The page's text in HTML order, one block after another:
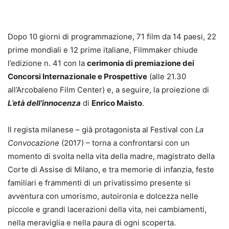
Dopo 10 giorni di programmazione, 71 film da 14 paesi, 22
prime mondiali e 12 prime italiane, Filmmaker chiude
l’edizione n. 41 con la cerimonia di premiazione dei
Concorsi Internazionale e Prospettive (alle 21.30
all’Arcobaleno Film Center) e, a seguire, la proiezione di
L’età dell’innocenza di Enrico Maisto.
Il regista milanese – già protagonista al Festival con La
Convocazione (2017) – torna a confrontarsi con un
momento di svolta nella vita della madre, magistrato della
Corte di Assise di Milano, e tra memorie di infanzia, feste
familiari e frammenti di un privatissimo presente si
avventura con umorismo, autoironia e dolcezza nelle
piccole e grandi lacerazioni della vita, nei cambiamenti,
nella meraviglia e nella paura di ogni scoperta.